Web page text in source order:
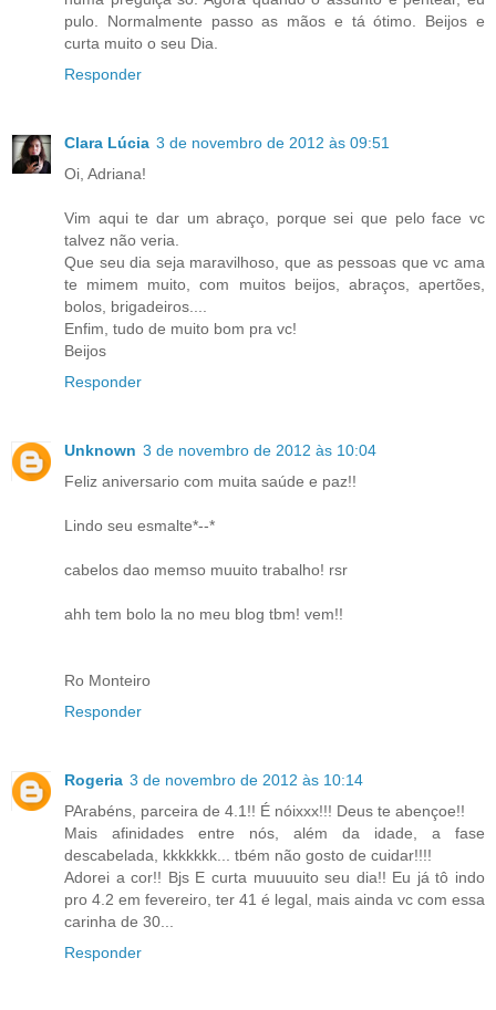
pulo. Normalmente passo as mãos e tá ótimo. Beijos e
curta muito o seu Dia.
Responder
Clara Lúcia 3 de novembro de 2012 às 09:51
Oi, Adriana!
Vim aqui te dar um abraço, porque sei que pelo face vc
talvez não veria.
Que seu dia seja maravilhoso, que as pessoas que vc ama
te mimem muito, com muitos beijos, abraços, apertões,
bolos, brigadeiros....
Enfim, tudo de muito bom pra vc!
Beijos
Responder
Unknown 3 de novembro de 2012 às 10:04
Feliz aniversario com muita saúde e paz!!
Lindo seu esmalte*--*
cabelos dao memso muuito trabalho! rsr
ahh tem bolo la no meu blog tbm! vem!!
Ro Monteiro
Responder
Rogeria 3 de novembro de 2012 às 10:14
PArabéns, parceira de 4.1!! É nóixxx!!! Deus te abençoe!!
Mais afinidades entre nós, além da idade, a fase
descabelada, kkkkkkk... tbém não gosto de cuidar!!!!
Adorei a cor!! Bjs E curta muuuuito seu dia!! Eu já tô indo
pro 4.2 em fevereiro, ter 41 é legal, mais ainda vc com essa
carinha de 30...
Responder